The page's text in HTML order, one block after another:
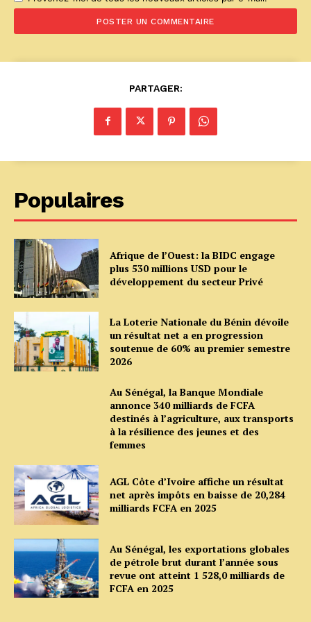
PARTAGER:
Populaires
Afrique de l’Ouest: la BIDC engage
plus 530 millions USD pour le
développement du secteur Privé
La Loterie Nationale du Bénin dévoile
un résultat net a en progression
soutenue de 60% au premier semestre
2026
Au Sénégal, la Banque Mondiale
annonce 340 milliards de FCFA
destinés à l’agriculture, aux transports
à la résilience des jeunes et des
femmes
AGL Côte d’Ivoire affiche un résultat
net après impôts en baisse de 20,284
milliards FCFA en 2025
Au Sénégal, les exportations globales
de pétrole brut durant l’année sous
revue ont atteint 1 528,0 milliards de
FCFA en 2025